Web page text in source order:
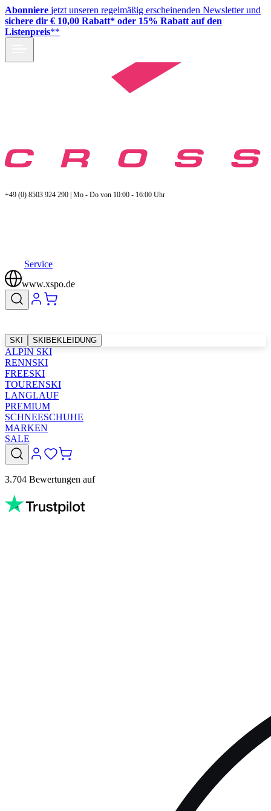
Abonniere jetzt unseren regelmäßig erscheinenden Newsletter und
sichere dir € 10,00 Rabatt* oder 15% Rabatt auf den
Listenpreis**
+49 (0) 8503 924 290 | Mo - Do von 10:00 - 16:00 Uhr
Service
www.xspo.de
SKI SKIBEKLEIDUNG
ALPIN SKI
RENNSKI
FREESKI
TOURENSKI
LANGLAUF
PREMIUM
SCHNEESCHUHE
MARKEN
SALE
3.704 Bewertungen auf